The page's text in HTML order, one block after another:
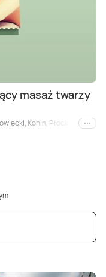
masaż twarzy
Konin, Płock, Radom,
i inne